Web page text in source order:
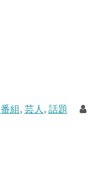
番組 , 芸人 , 話題